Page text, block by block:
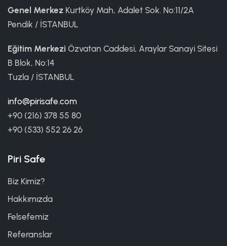
Genel Merkez Kurtköy Mah, Adalet Sok. No:11/2A
Pendik / İSTANBUL
Eğitim Merkezi Özvatan Caddesi, Araylar Sanayi Sitesi
B Blok, No:14
Tuzla / İSTANBUL
info@pirisafe.com
+90 (216) 378 55 80
+90 (533) 552 26 26
Piri Safe
Biz Kimiz?
Hakkımızda
Felsefemiz
Referanslar